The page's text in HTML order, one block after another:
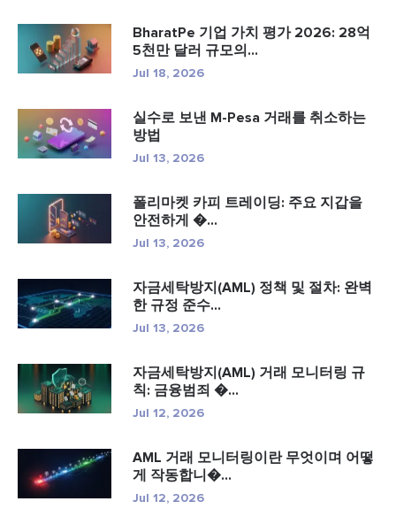
BharatPe 기업 가치 평가 2026: 28억
5천만 달러 규모의...
Jul 18, 2026
실수로 보낸 M-Pesa 거래를 취소하는
방법
Jul 13, 2026
폴리마켓 카피 트레이딩: 주요 지갑을
안전하게 �...
Jul 13, 2026
자금세탁방지(AML) 정책 및 절차: 완벽
한 규정 준수...
Jul 13, 2026
자금세탁방지(AML) 거래 모니터링 규
칙: 금융범죄 �...
Jul 12, 2026
AML 거래 모니터링이란 무엇이며 어떻
게 작동합니�...
Jul 12, 2026